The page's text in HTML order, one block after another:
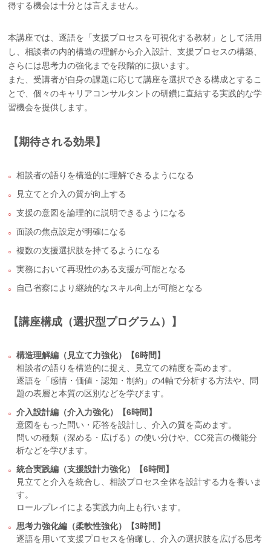
得する機会は十分とは言えません。
本講座では、逐語を「支援プロセスを可視化する教材」として活用
し、相談者の内的構造の理解から介入設計、支援プロセスの構築、
さらには思考力の強化までを段階的に扱います。
また、受講者が自身の課題に応じて講座を選択できる構成とするこ
とで、個々のキャリアコンサルタントの研鑽に直結する実践的な学
習機会を提供します。
【期待される効果】
相談者の語りを構造的に理解できるようになる
見立てと介入の質が向上する
支援の意図を論理的に説明できるようになる
面談の焦点設定が明確になる
複数の支援選択肢を持てるようになる
実務において再現性のある支援が可能となる
自己省察により継続的なスキル向上が可能となる
【講座構成（選択型プログラム）】
構造理解編（見立て力強化）【6時間】
相談者の語りを構造的に捉え、見立ての精度を高めます。
逐語を「感情・価値・認知・制約」の4軸で分析する方法や、問
題の表層と本質の区別などを学びます。
介入設計編（介入力強化）【6時間】
意図をもった問い・応答を設計し、介入の質を高めます。
問いの種類（深める・広げる）の使い分けや、CC発言の機能分
析などを学びます。
統合実践編（支援設計力強化）【6時間】
見立てと介入を統合し、相談プロセス全体を設計する力を養いま
す。
ロールプレイによる実践力向上も行います。
思考力強化編（柔軟性強化）【3時間】
逐語を用いて支援プロセスを俯瞰し、介入の選択肢を広げる思考